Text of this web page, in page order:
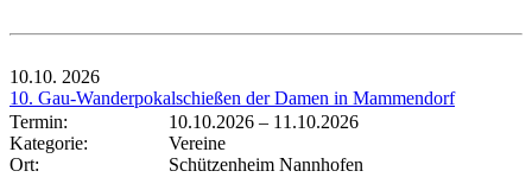
10.10. 2026
10. Gau-Wanderpokalschießen der Damen in Mammendorf
Termin:
10.10.2026 – 11.10.2026
Kategorie:
Vereine
Ort:
Schützenheim Nannhofen